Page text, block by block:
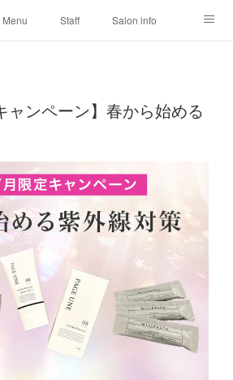
Menu Staff Salon info
ャンペーン】春から始める